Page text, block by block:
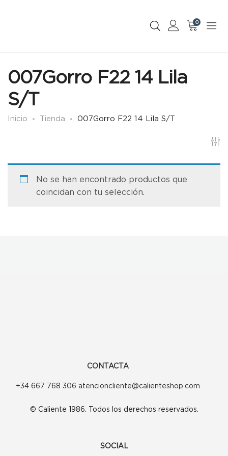
0
007Gorro F22 14 Lila
S/T
Inicio Tienda 007Gorro F22 14 Lila S/T
No se han encontrado productos que
coincidan con tu selección.
CONTACTA
+34 667 768 306 atencioncliente@calienteshop.com
© Caliente 1986. Todos los derechos reservados.
SOCIAL